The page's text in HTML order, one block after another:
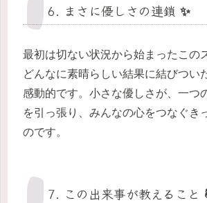
6. まさに優しさの連鎖 ✨
最初は切ない状況から始まったこの
どんなに素晴らしい結果に結びつい
感動的です。小さな優しさが、一つ
を引っ張り、みんなの心をつなぐき
のです。
7. この出来事が教えること